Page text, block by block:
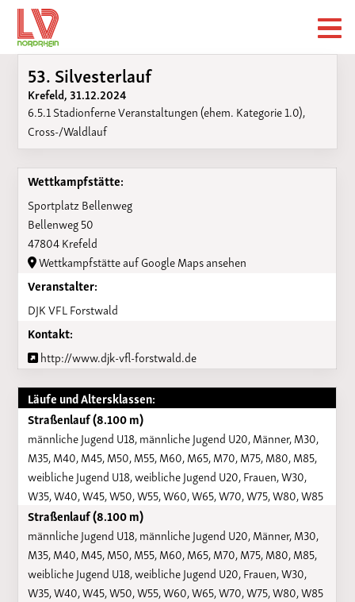
53. Silvesterlauf
Krefeld, 31.12.2024
6.5.1 Stadionferne Veranstaltungen (ehem. Kategorie 1.0),
Cross-/Waldlauf
Wettkampfstätte:
Sportplatz Bellenweg
Bellenweg 50
47804 Krefeld
Wettkampfstätte auf Google Maps ansehen
Veranstalter:
DJK VFL Forstwald
Kontakt:
http://www.djk-vfl-forstwald.de
Läufe und Altersklassen:
Straßenlauf (8.100 m)
männliche Jugend U18, männliche Jugend U20, Männer, M30,
M35, M40, M45, M50, M55, M60, M65, M70, M75, M80, M85,
weibliche Jugend U18, weibliche Jugend U20, Frauen, W30,
W35, W40, W45, W50, W55, W60, W65, W70, W75, W80, W85
Straßenlauf (8.100 m)
männliche Jugend U18, männliche Jugend U20, Männer, M30,
M35, M40, M45, M50, M55, M60, M65, M70, M75, M80, M85,
weibliche Jugend U18, weibliche Jugend U20, Frauen, W30,
W35, W40, W45, W50, W55, W60, W65, W70, W75, W80, W85